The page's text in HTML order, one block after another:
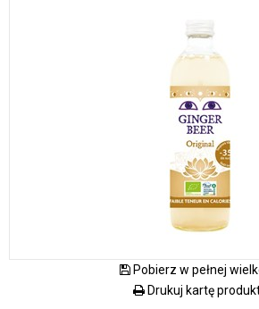
Pobierz w pełnej
Drukuj kartę